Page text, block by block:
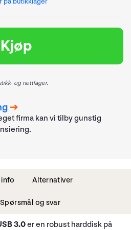
Kjøp
og nettlager.
firma kan vi tilby gunstig
info Alternativer
Spørsmål og svar
3.0er en robust harddisk på